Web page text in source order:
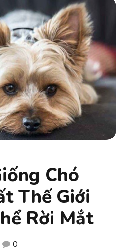
Chó
Thế Giới
Rời Mắt
0